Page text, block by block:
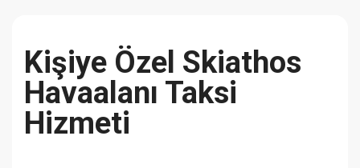
Kişiye Özel Skiathos
Havaalanı Taksi
Hizmeti